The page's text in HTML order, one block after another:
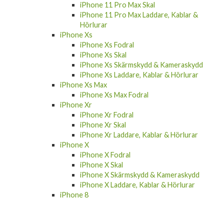
iPhone 11 Pro Max Skal
iPhone 11 Pro Max Laddare, Kablar &
Hörlurar
iPhone Xs
iPhone Xs Fodral
iPhone Xs Skal
iPhone Xs Skärmskydd & Kameraskydd
iPhone Xs Laddare, Kablar & Hörlurar
iPhone Xs Max
iPhone Xs Max Fodral
iPhone Xr
iPhone Xr Fodral
iPhone Xr Skal
iPhone Xr Laddare, Kablar & Hörlurar
iPhone X
iPhone X Fodral
iPhone X Skal
iPhone X Skärmskydd & Kameraskydd
iPhone X Laddare, Kablar & Hörlurar
iPhone 8